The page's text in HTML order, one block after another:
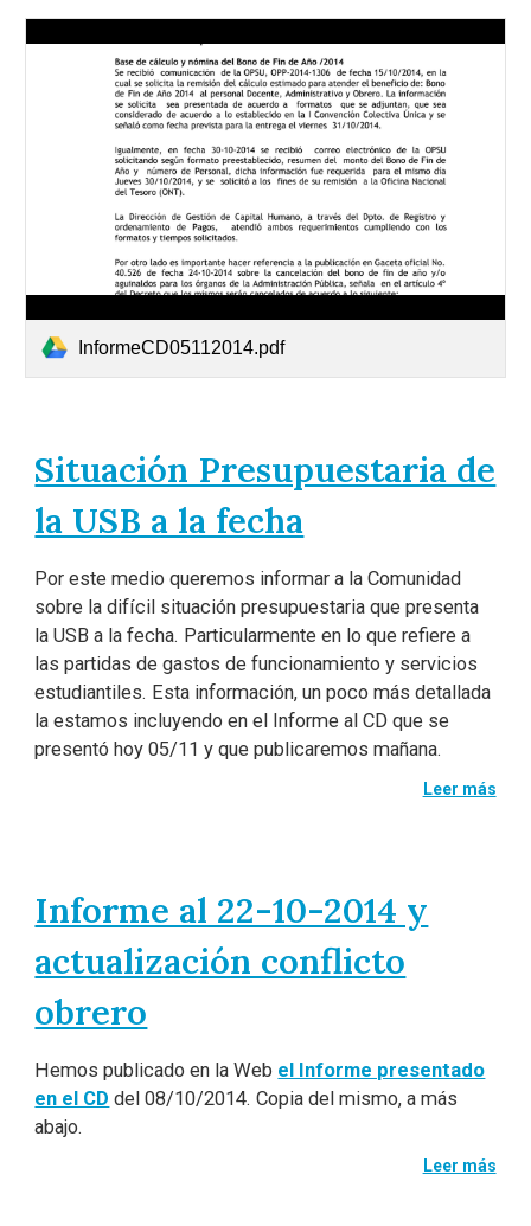
InformeCD05112014.pdf
Situación Presupuestaria de
la USB a la fecha
Por este medio queremos informar a la Comunidad
sobre la difícil situación presupuestaria que presenta
la USB a la fecha. Particularmente en lo que refiere a
las partidas de gastos de funcionamiento y servicios
estudiantiles. Esta información, un poco más detallada
la estamos incluyendo en el Informe al CD que se
presentó hoy 05/11 y que publicaremos mañana.
Leer más
Informe al 22-10-2014 y
actualización conflicto
obrero
Hemos publicado en la Web el Informe presentado
en el CD del 08/10/2014. Copia del mismo, a más
abajo.
Leer más